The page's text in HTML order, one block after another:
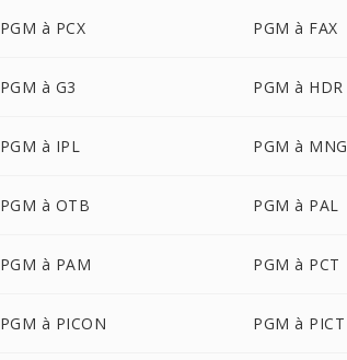
PGM à PCX PGM à FAX
PGM à G3 PGM à HDR
PGM à IPL PGM à MNG
PGM à OTB PGM à PAL
PGM à PAM PGM à PCT
PGM à PICON PGM à PICT